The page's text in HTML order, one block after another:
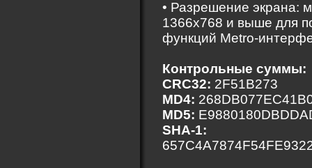
• Разрешение экрана:
1366х768 и выше для
функций Metro-
Контрольные суммы:
CRC32: 2F51B273
MD4:
MD5:
SHA-1: